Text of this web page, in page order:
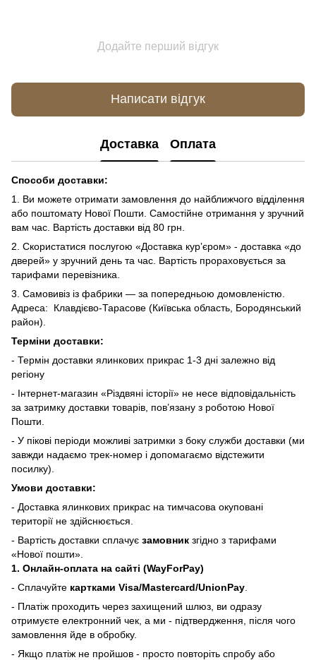
Додайте перший відгук
Написати відгук
Доставка Оплата
Способи доставки:
1. Ви можете отримати замовлення до найближчого відділення
або поштомату Нової Пошти. Самостійне отримання у зручний
вам час. Вартість доставки від 80 грн.
2. Скористатися послугою «Доставка курʼєром» - доставка «до
дверей» у зручний день та час. Вартість прораховується за
тарифами перевізника.
3. Самовивіз із фабрики — за попередньою домовленістю.
Адреса: Клавдієво-Тарасове (Київська область, Бородянський
район).
Терміни доставки:
- Термін доставки ялинкових прикрас 1-3 дні залежно від
регіону
- Інтернет-магазин «Різдвяні історії» не несе відповідальність
за затримку доставки товарів, пов’язану з роботою Нової
Пошти.
- У пікові періоди можливі затримки з боку служби доставки (ми
завжди надаємо трек-номер і допомагаємо відстежити
посилку).
Умови доставки:
- Доставка ялинкових прикрас на тимчасова окуповані
території не здійснюється.
- Вартість доставки сплачує замовник згідно з тарифами
«Нової пошти».
1. Онлайн-оплата на сайті (WayForPay)
- Сплачуйте картками Visa/Mastercard/UnionPay
- Платіж проходить через захищений шлюз, ви одразу
отримуєте електронний чек, а ми - підтвердження, після чого
замовлення йде в обробку.
- Якщо платіж не пройшов - просто повторіть спробу або